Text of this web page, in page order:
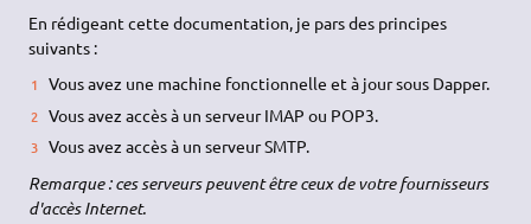
En rédigeant cette documentation, je pars des principes
suivants :
Vous avez une machine fonctionnelle et à jour sous Dapper.
Vous avez accès à un serveur IMAP ou POP3.
Vous avez accès à un serveur SMTP.
Remarque : ces serveurs peuvent être ceux de votre fournisseurs
d'accès Internet.